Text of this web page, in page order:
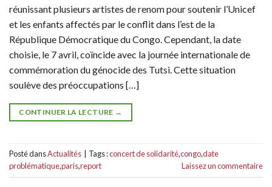
réunissant plusieurs artistes de renom pour soutenir l’Unicef
et les enfants affectés par le conflit dans l’est de la
République Démocratique du Congo. Cependant, la date
choisie, le 7 avril, coïncide avec la journée internationale de
commémoration du génocide des Tutsi. Cette situation
soulève des préoccupations […]
CONTINUER LA LECTURE →
Posté dansActualités Tags :concert de solidarité,congo,date
problématique,paris,report Laissez un commentaire